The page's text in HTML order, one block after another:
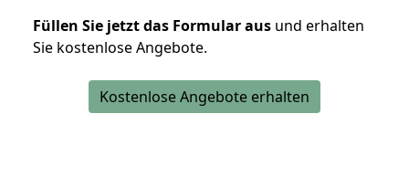
Füllen Sie jetzt das Formular aus und erhalten
Sie kostenlose Angebote.
Kostenlose Angebote erhalten